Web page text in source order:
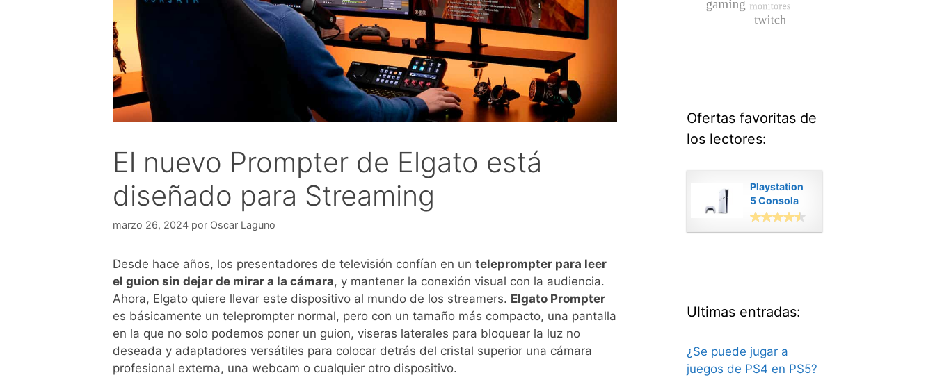
El nuevo Prompter de Elgato está
diseñado para Streaming
marzo 26, 2024 por Oscar Laguno
Desde hace años, los presentadores de televisión confían en un teleprompter para leer
el guion sin dejar de mirar a la cámara, y mantener la conexión visual con la audiencia.
Ahora, Elgato quiere llevar este dispositivo al mundo de los streamers. Elgato Prompter
es básicamente un teleprompter normal, pero con un tamaño más compacto, una pantalla
en la que no solo podemos poner un guion, viseras laterales para bloquear la luz no
deseada y adaptadores versátiles para colocar detrás del cristal superior una cámara
profesional externa, una webcam o cualquier otro dispositivo.
Ofertas favoritas de
los lectores:
Playstation
5 Consola
Digital
Ultimas entradas:
¿Se puede jugar a
juegos de PS4 en PS5?